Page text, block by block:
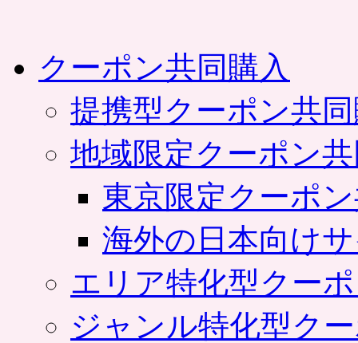
クーポン共同購入
提携型クーポン共
地域限定クーポン
東京限定クーポ
海外の日本向け
エリア特化型クー
ジャンル特化型ク